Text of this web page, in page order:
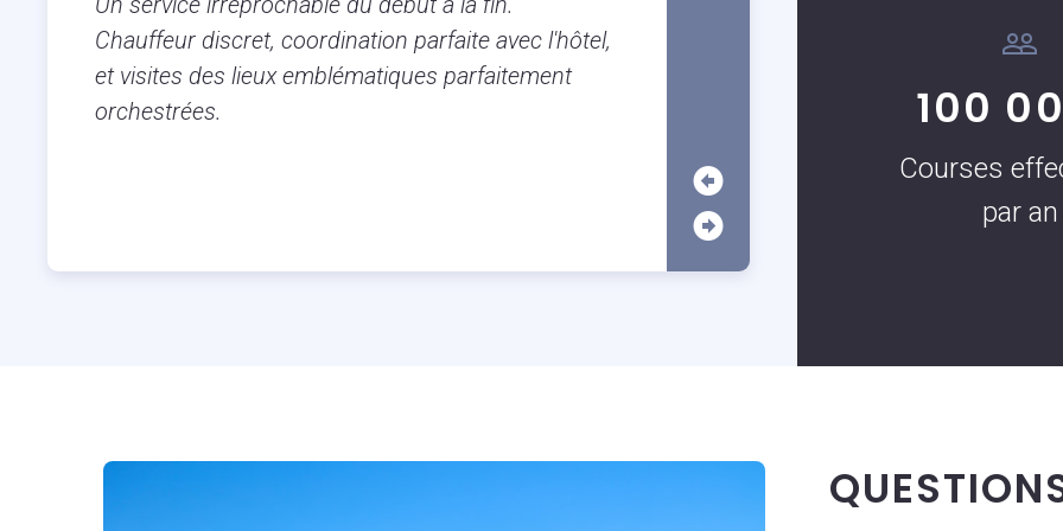
Chauffeur discret, coordination parfaite avec l'hôtel,
et visites des lieux emblématiques parfaitement
orchestrées.
véhicule tout au long de notre
échanges faciles et agréables. Il a
Une prestation de qualité.
100
Courses
par an